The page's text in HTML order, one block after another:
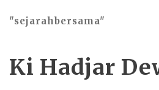
"sejarahbersama"
Ki Hadjar